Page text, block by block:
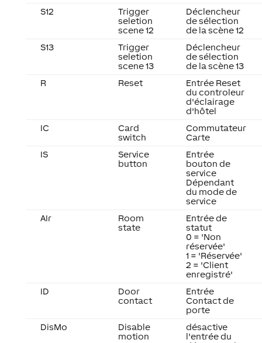
S12
Trigger
seletion
scene 12
Déclencheur
de sélection
de la scène 12
S13
Trigger
seletion
scene 13
Déclencheur
de sélection
de la scène 13
R
Reset
Entrée Reset
du controleur
d'éclairage
d'hôtel
IC
Card
switch
Commutateur
Carte
IS
Service
button
Entrée
bouton de
service
Dépendant
du mode de
service
AIr
Room
state
Entrée de
statut
0 = 'Non
réservée'
1 = 'Réservée'
2 = 'Client
enregistré'
ID
Door
contact
Entrée
Contact de
porte
DisMo
Disable
motion
désactive
l'entrée du